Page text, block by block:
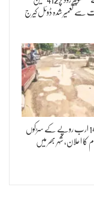
سے تعمیر شدہ ڈوئل کیرج
میئر کراچی کا 14 ارب روپے کے سڑکوں
کا اعلان، شہر بھر میں